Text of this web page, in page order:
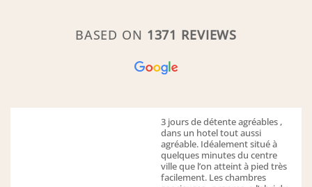
BASED ON 1371 REVIEWS
3 jours de détente agréables ,
dans un hotel tout aussi
agréable. Idéalement situé à
quelques minutes du centre
ville que l’on atteint à pied très
facilement. Les chambres